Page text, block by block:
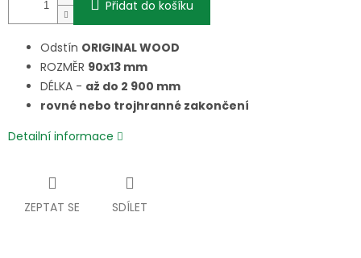
Přidat do košíku
Odstín ORIGINAL WOOD
ROZMĚR 90x13 mm
DÉLKA - až do 2 900 mm
rovné nebo trojhranné zakončení
Detailní informace
ZEPTAT SE SDÍLET